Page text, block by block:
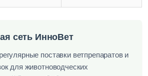
сеть ИнноВет
поставки ветпрепаратов и
для животноводческих